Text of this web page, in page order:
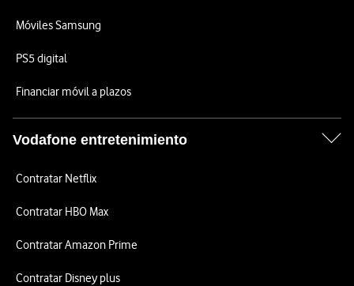
Móviles Samsung
PS5 digital
Financiar móvil a plazos
Vodafone entretenimiento
Contratar Netflix
Contratar HBO Max
Contratar Amazon Prime
Contratar Disney plus